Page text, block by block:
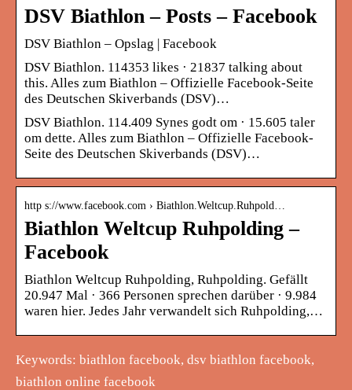
DSV Biathlon – Posts – Facebook
DSV Biathlon – Opslag | Facebook
DSV Biathlon. 114353 likes · 21837 talking about
this. Alles zum Biathlon – Offizielle Facebook-Seite
des Deutschen Skiverbands (DSV)…
DSV Biathlon. 114.409 Synes godt om · 15.605 taler
om dette. Alles zum Biathlon – Offizielle Facebook-
Seite des Deutschen Skiverbands (DSV)…
http s://www.facebook.com › Biathlon.Weltcup.Ruhpold…
Biathlon Weltcup Ruhpolding –
Facebook
Biathlon Weltcup Ruhpolding, Ruhpolding. Gefällt
20.947 Mal · 366 Personen sprechen darüber · 9.984
waren hier. Jedes Jahr verwandelt sich Ruhpolding,…
Keywords: biathlon facebook, dsv biathlon facebook,
biathlon online facebook